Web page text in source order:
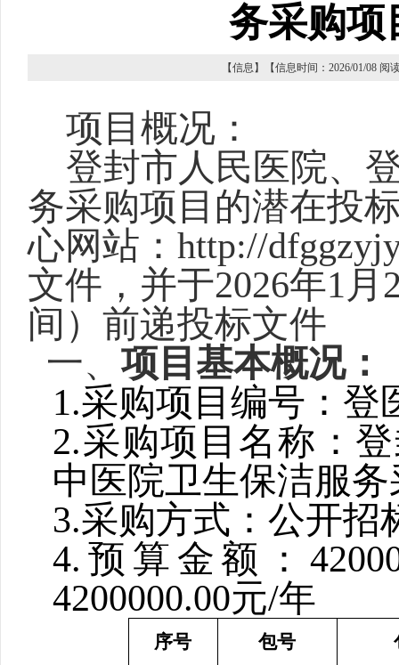
务采购项
【信息】【信息时间：2026/01/08 阅
项目概况：
登封市人民医院、
务采购项目 的潜在投
心网站： http://
文件，并于2026年1月
间）前递投标文件
一、项目基本概况：
1.采购项目编号：登
2.采购项目名称：
中医院卫生保洁服
3.采购方式：公开招
4.预算金额：
4200000.00元/年
序号 包号